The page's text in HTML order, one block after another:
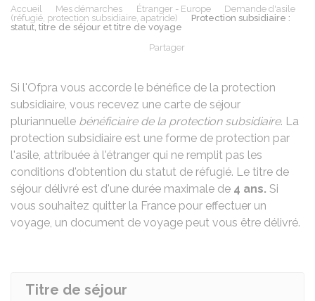
Accueil Mes démarches Étranger - Europe
Demande d'asile
(réfugié, protection subsidiaire, apatride)
Protection subsidiaire :
statut, titre de séjour et titre de voyage
Partager
Si l'Ofpra vous accorde le bénéfice de la protection
subsidiaire, vous recevez une carte de séjour
pluriannuelle bénéficiaire de la protection subsidiaire. La
protection subsidiaire est une forme de protection par
l'asile, attribuée à l'étranger qui ne remplit pas les
conditions d'obtention du statut de réfugié. Le titre de
séjour délivré est d'une durée maximale de 4 ans. Si
vous souhaitez quitter la France pour effectuer un
voyage, un document de voyage peut vous être délivré.
Titre de séjour